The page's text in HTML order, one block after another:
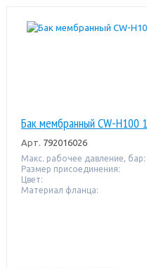
Бак мембранный CW-Н100
Арт. 792016026
Макс. рабочее давление, бар:
Размер присоединения:
Цвет:
Материал фланца: